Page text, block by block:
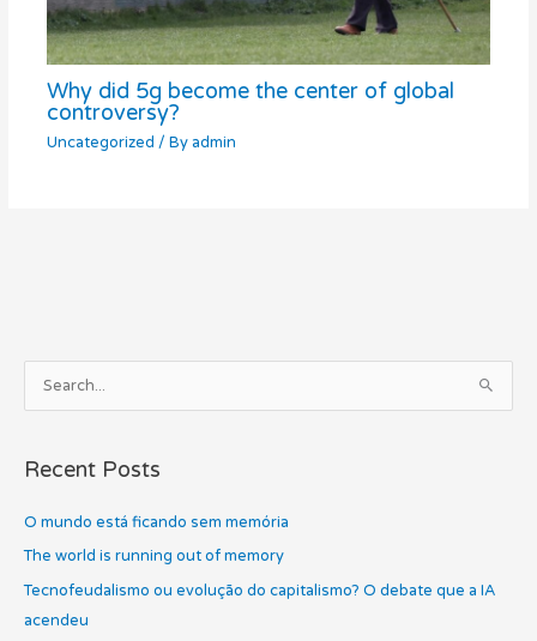
Why did 5g become the center of global
controversy?
Uncategorized / By admin
r
o
r
Recent Posts
O mundo está ficando sem memória
The world is running out of memory
Tecnofeudalismo ou evolução do capitalismo? O debate que a IA
acendeu
h
v
e
s